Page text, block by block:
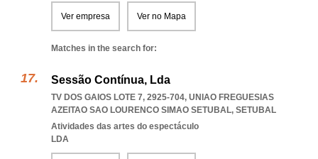
Ver empresa Ver no Mapa
Matches in the search for:
Sessão Contínua, Lda
TV DOS GAIOS LOTE 7, 2925-704, UNIAO FREGUESIAS
AZEITAO SAO LOURENCO SIMAO SETUBAL, SETUBAL
Atividades das artes do espectáculo
LDA